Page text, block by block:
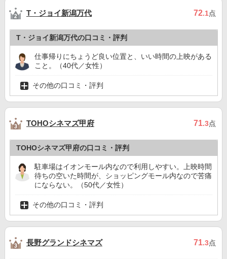
T・ジョイ新潟万代 72.1点
T・ジョイ新潟万代の口コミ・評判
仕事帰りにちょうど良い位置と、いい時間の上映がある
こと。（40代／女性）
その他の口コミ・評判
TOHOシネマズ甲府 71.3点
TOHOシネマズ甲府の口コミ・評判
駐車場はイオンモール内なので利用しやすい。上映時間
待ちの空いた時間が、ショッピングモール内なので苦痛
にならない。（50代／女性）
その他の口コミ・評判
長野グランドシネマズ 71.3点